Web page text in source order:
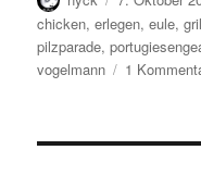
am
chicken,erlegen,eule,
pilzparade,
vogelmann
1